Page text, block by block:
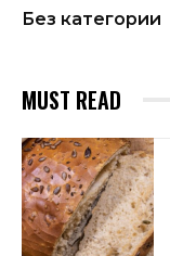
Без категории
MUST READ